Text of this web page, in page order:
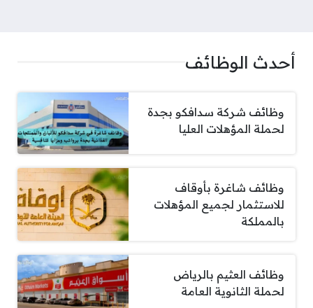
أحدث الوظائف
وظائف شركة سدافكو بجدة
لحملة المؤهلات العليا
وظائف شاغرة بأوقاف
للاستثمار لجميع المؤهلات
بالمملكة
وظائف العثيم بالرياض
لحملة الثانوية العامة